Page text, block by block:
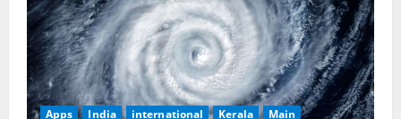
Apps India international Kerala Main